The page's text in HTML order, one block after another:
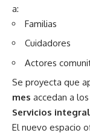
a:
Familias
Cuidadores
Actores
Se proyecta que
mes accedan a
Servicios
El nuevo espacio